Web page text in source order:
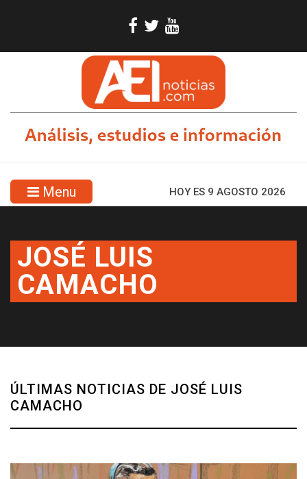
Menu HOY ES 9 AGOSTO 2026
JOSÉ LUIS
CAMACHO
ÚLTIMAS NOTICIAS DE JOSÉ LUIS
CAMACHO